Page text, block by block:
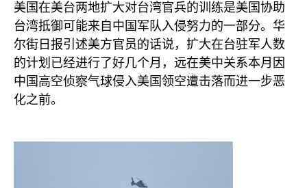
美国在美台两地扩大对台湾官兵的训练是美国协助
台湾抵御可能来自中国军队入侵努力的一部分。华
尔街日报引述美方官员的话说，扩大在台驻军人数
的计划已经进行了好几个月，远在美中关系本月因
中国高空侦察气球侵入美国领空遭击落而进一步恶
化之前。